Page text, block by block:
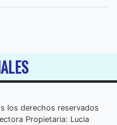
los derechos reservados
Propietaria: Lucia